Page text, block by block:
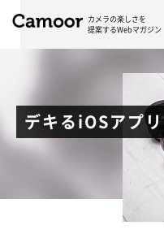
カメラの楽しさを
提案するWebマガジン
デキるiOSアプリ